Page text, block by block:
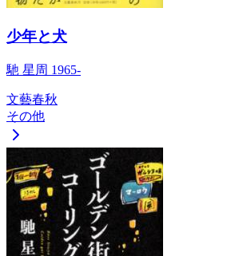
少年と犬
馳 星周 1965-
文藝春秋
その他